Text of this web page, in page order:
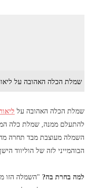
שמלת הכלה האהובה על ליאור צרכי
שמלת הכלה האהובה על
להתעלם ממנה, שמלת כלה
השמלה מעוצבת מבד תחרה
הבוהמייני לזה של הוליווד
למה בחרת בה?"השמלה הזו